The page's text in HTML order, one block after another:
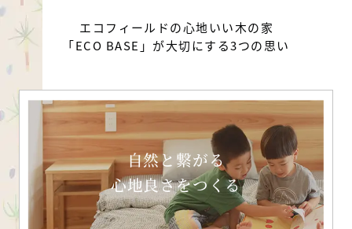
エコフィールドの心地いい木の家
「ECO BASE」が大切にする3つの思い
自然と繋がる
心地良さをつくる